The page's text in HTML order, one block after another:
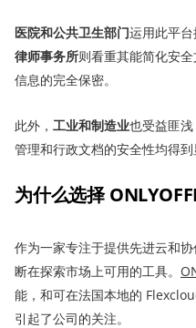
医院和公共卫生部门运用此平
律师事务所则看重其能简化安
信息的完全保密。
此外， 工业和制造业也受益匪
管理和行政文档的安全性均得到
为什么选择
作为一家专注于提供先进云和
断在探索市场上可用的工具。
能，和可在法国本地的
引起了公司的关注。